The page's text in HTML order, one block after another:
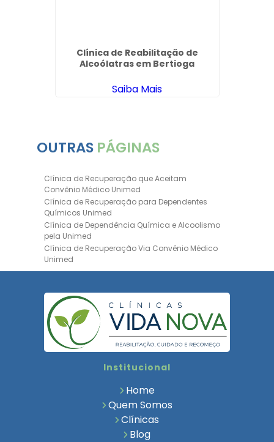
Clínica de Reabilitação de
Alcoólatras em Bertioga
Saiba Mais
OUTRAS PÁGINAS
Clínica de Recuperação que Aceitam
Convênio Médico Unimed
Clínica de Recuperação para Dependentes
Químicos Unimed
Clínica de Dependência Química e Alcoolismo
pela Unimed
Clínica de Recuperação Via Convênio Médico
Unimed
Clínica de Recuperação Convênio Bradesco
Bradesco Saúde
Hospital Psiquiátrico para Dependentes
Químicos Unimed
Internação Unimed para Dependentes
Químicos
Bradesco Saúde
Clinica de Recuperação de Dependentes
Tratamento para Dependência Química e
Institucional
Home
Quem Somos
Clínicas
Blog